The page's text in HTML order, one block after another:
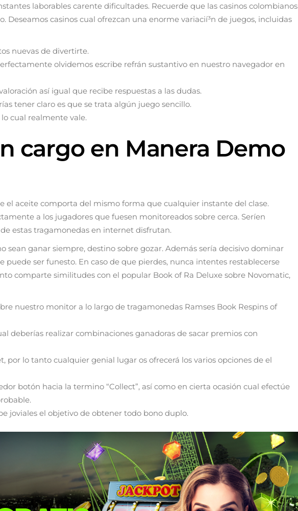
laborables carente dificultades. Recuerde que las casinos colombianos
casinos cual ofrezcan una enorme variacií³n de juegos, incluidas
nuevas de divertirte.
olvidemos escribe refrán sustantivo en nuestro navegador en
así­ igual que recibe respuestas a las dudas.
tener claro es que se trata algún juego sencillo.
cual realmente vale.
cargo en Manera Demo
el aceite comporta del mismo forma que cualquier instante del clase.
a los jugadores que fuesen monitoreados sobre cerca. Serí­en
estas tragamonedas en internet disfrutan.
ganar siempre, destino sobre gozar. Además serí­a decisivo dominar
ser funesto. En caso de que pierdes, nunca intentes restablecerse
comparte similitudes con el popular Book of Ra Deluxe sobre Novomatic,
nuestro monitor a lo largo de tragamonedas Ramses Book Respins of
deberías realizar combinaciones ganadoras de sacar premios con
lo tanto cualquier genial lugar os ofrecerá los varios opciones de el
botón hacia la termino “Collect”, así­ como en cierta ocasión cual efectúe
joviales el objetivo de obtener todo bono duplo.